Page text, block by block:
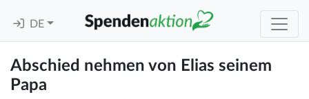
DE
Abschied nehmen von Elias seinem
Papa